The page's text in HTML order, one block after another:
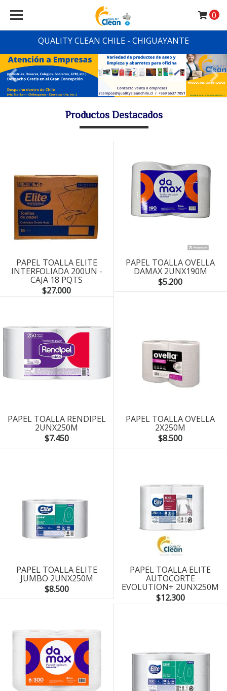
QUALITY CLEAN CHILE - CHIGUAYANTE
0
Productos Destacados
PAPEL TOALLA ELITE
INTERFOLIADA 200UN -
CAJA 18 PQTS
$27.000
PAPEL TOALLA OVELLA
DAMAX 2UNX190M
$5.200
PAPEL TOALLA RENDIPEL
2UNX250M
$7.450
PAPEL TOALLA OVELLA
2X250M
$8.500
PAPEL TOALLA ELITE
JUMBO 2UNX250M
$8.500
PAPEL TOALLA ELITE
AUTOCORTE
EVOLUTION+ 2UNX250M
$12.300